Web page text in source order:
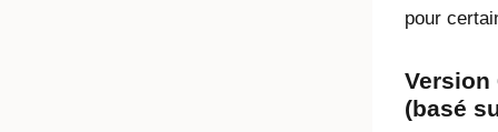
pour
Version
(basé